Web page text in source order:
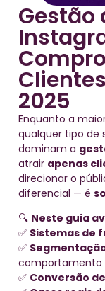
Gestão
2025
Enquanto a
qualquer tipo de
dominam a
atrair apenas
direcionar o
diferencial — é
🔍 Neste guia
✅ Sistemas de
✅
comportamento
✅ Conversão